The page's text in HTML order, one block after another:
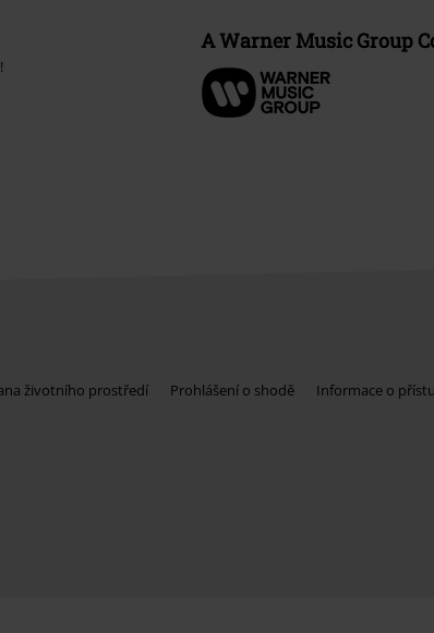
A Warner Music Group
životního prostředí Prohlášení o shodě Informace o